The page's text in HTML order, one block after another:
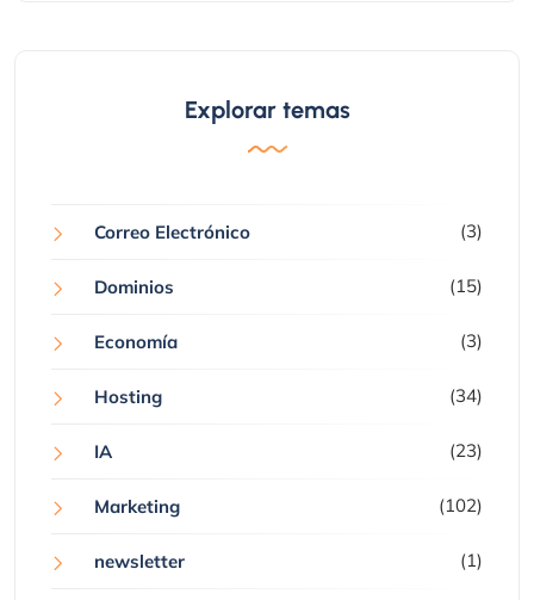
Explorar temas
Correo Electrónico (3)
Dominios (15)
Economía (3)
Hosting (34)
IA (23)
Marketing (102)
newsletter (1)